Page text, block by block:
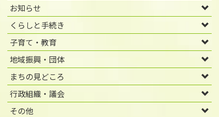
お知らせ
くらしと手続き
子育て・教育
地域振興・団体
まちの見どころ
行政組織・議会
その他